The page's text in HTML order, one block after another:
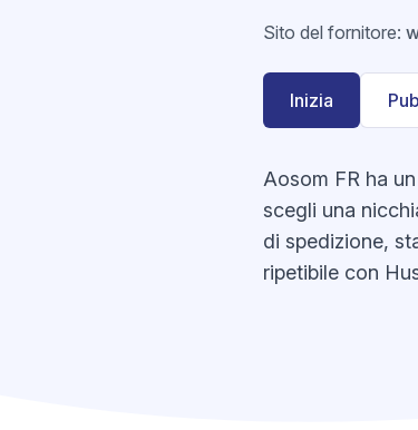
Sito del fornitore:
Inizia
Aosom FR ha
scegli una
di spedizione,
ripetibile con